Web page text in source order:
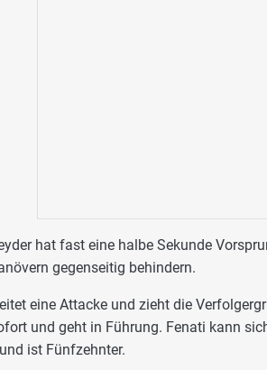
hat fast eine halbe Sekunde
gegenseitig behindern.
eine Attacke und zieht die
und geht in Führung. Fenati kann
ist Fünfzehnter.